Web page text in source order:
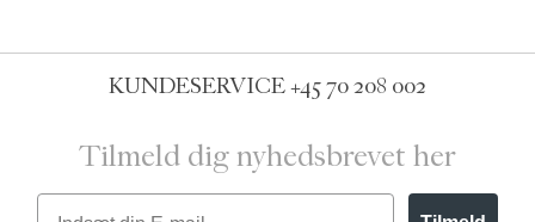
KUNDESERVICE+45 70 208 002
Tilmeld dig nyhedsbrevet her
Email